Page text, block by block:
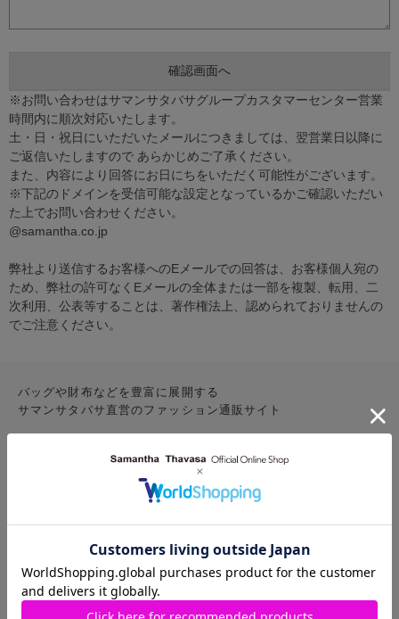
※お問い合わせはサマンサタバサグループカスタマーセンター営業
時間内に順次対応いたします。
土・日・祝日にいただいたメールにつきましては、翌営業日以降に
ご返信いたしますので あらかじめご了承ください。
また、内容により回答にお日にちをいただく可能性がございます。
※下記のドメインを受信可能な設定となっているかご確認いただい
た上でお問い合わせください。
@samantha.co.jp
弊社より送信するお客様へのEメールでの回答は、お客様個人宛の
ため、弊社の許可なくEメールの全体または一部を複製、転用、二
次利用、公表等することは、著作権法上、認められておりませんの
でご注意ください。
バッグや財布などを豊富に展開する
サマンサタバサ直営のファッション通販サイト
お気に入りアイテム
特集
ランキング